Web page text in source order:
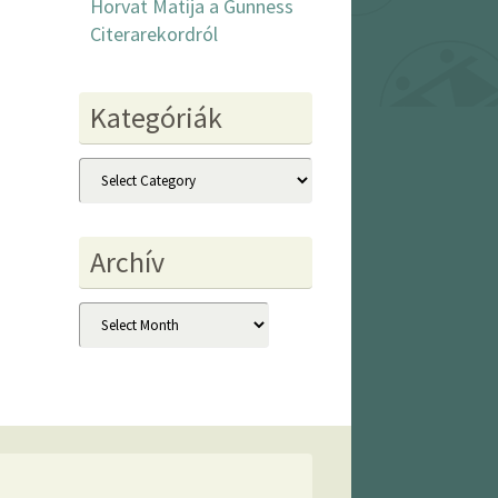
Horvat Matija a Gunness
Citerarekordról
Kategóriák
Kategóriák
Archív
Archív